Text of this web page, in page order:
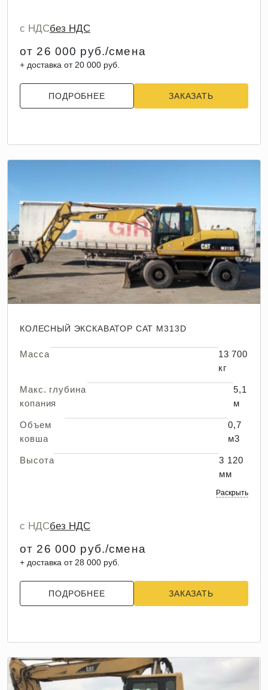
с НДСбез НДС
от 26 000 руб./смена
+ доставка от 20 000 руб.
ПОДРОБНЕЕ ЗАКАЗАТЬ
КОЛЕСНЫЙ ЭКСКАВАТОР CAT M313D
Масса
13 700
кг
Макс. глубина
копания
5,1
м
Объем
ковша
0,7
м3
Высота
3 120
мм
Раскрыть
с НДСбез НДС
от 26 000 руб./смена
+ доставка от 28 000 руб.
ПОДРОБНЕЕ ЗАКАЗАТЬ